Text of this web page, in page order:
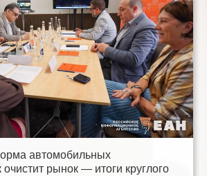
автомобильных
очистит рынок — итоги круглого